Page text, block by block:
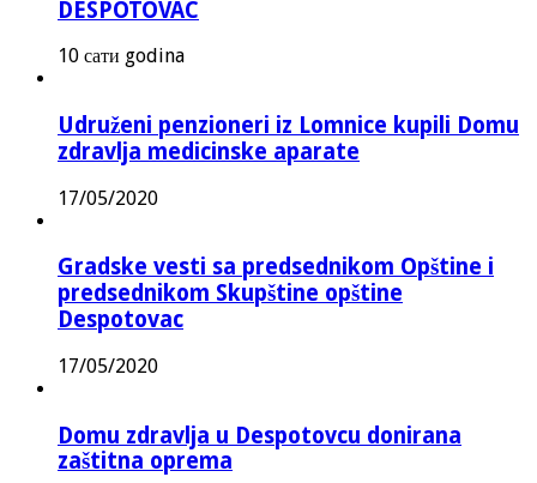
DESPOTOVAC
10 сати godina
Udruženi penzioneri iz Lomnice kupili Domu
zdravlja medicinske aparate
17/05/2020
Gradske vesti sa predsednikom Opštine i
predsednikom Skupštine opštine
Despotovac
17/05/2020
Domu zdravlja u Despotovcu donirana
zaštitna oprema